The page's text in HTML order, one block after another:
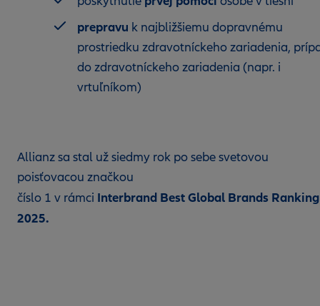
prepravu k najbližšiemu dopravnému
prostriedku zdravotníckeho zariadenia,
do zdravotníckeho zariadenia (napr. i
vrtuľníkom)
Allianz sa stal už siedmy rok po sebe svetovou
poisťovacou značkou
číslo 1 v rámci Interbrand Best Global Brands Ranking
2025.